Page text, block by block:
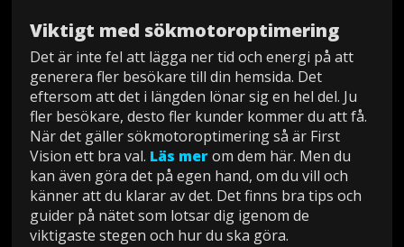
Viktigt med sökmotoroptimering
Det är inte fel att lägga ner tid och energi på att
generera fler besökare till din hemsida. Det
eftersom att det i längden lönar sig en hel del. Ju
fler besökare, desto fler kunder kommer du att få.
När det gäller sökmotoroptimering så är First
Vision ett bra val. Läs merom dem här. Men du
kan även göra det på egen hand, om du vill och
känner att du klarar av det. Det finns bra tips och
guider på nätet som lotsar dig igenom de
viktigaste stegen och hur du ska göra.